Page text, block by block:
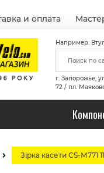
и оплата
Например:
г. Запорожье,
72 / пл.
Зірка касети CS-М771